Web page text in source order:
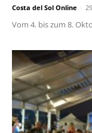
Costa del Sol Online -
Vom 4. bis zum 8.